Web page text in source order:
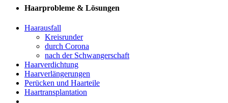
Haarprobleme & Lösungen
Haarausfall
Kreisrunder
durch Corona
nach der Schwangerschaft
Haarverdichtung
Haarverlängerungen
Perücken und Haarteile
Haartransplantation